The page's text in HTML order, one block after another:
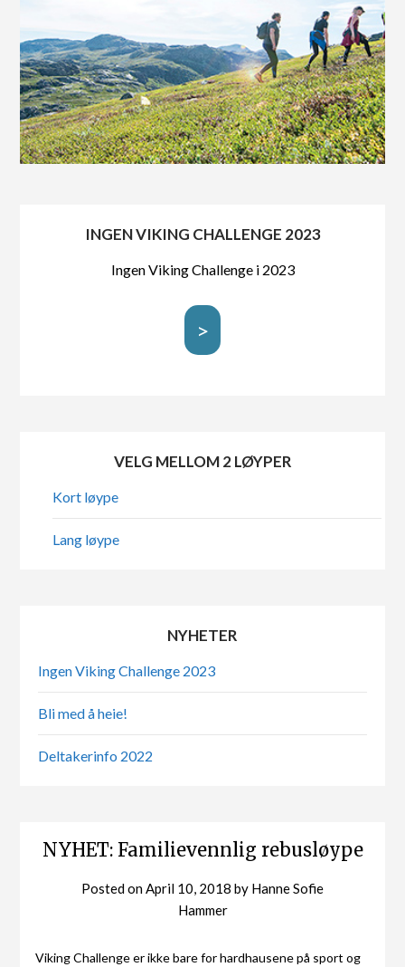
INGEN VIKING CHALLENGE 2023
Ingen Viking Challenge i 2023
>
VELG MELLOM 2 LØYPER
Kort løype
Lang løype
NYHETER
Ingen Viking Challenge 2023
Bli med å heie!
Deltakerinfo 2022
NYHET: Familievennlig rebusløype
Posted onApril 10, 2018 by Hanne Sofie
Hammer
Viking Challenge er ikke bare for hardhausene på sport og